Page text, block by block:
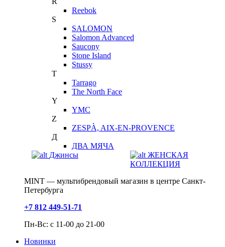
Reebok
S
SALOMON
Salomon Advanced
Saucony
Stone Island
Stussy
T
Tarrago
The North Face
Y
YMC
Z
ZESPÀ, AIX-EN-PROVENCE
Д
ДВА МЯЧА
Джинсы
ЖЕНСКАЯ
КОЛЛЕКЦИЯ
MINT — мультибрендовый магазин в центре Санкт-
Петербурга
+7 812 449-51-71
Пн-Вс: с 11-00 до 21-00
Новинки